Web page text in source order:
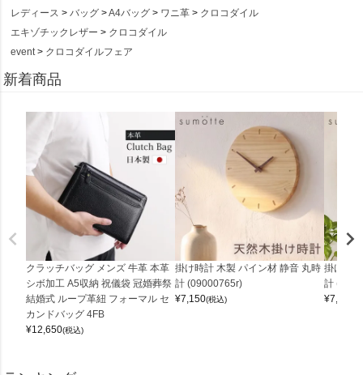
レディース
バッグ A4バッグ ワニ革
クロコダイル
エキゾチックレザー
クロコダイル
event
クロコダイルフェア
新着商品
クラッチバッグ メンズ 牛革 本革
シボ加工 A5収納 祝儀袋 冠婚葬祭
結婚式 ループ革紐 フォーマル セ
カンドバッグ 4FB
¥12,650(税込)
掛け時計 木製 パイン材 静音 丸時
計 (09000765r)
¥7,150(税込)
掛け時
計
¥7,150